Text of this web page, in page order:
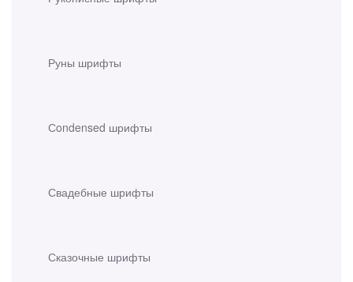
Руны шрифты
Сondensed шрифты
Свадебные шрифты
Сказочные шрифты